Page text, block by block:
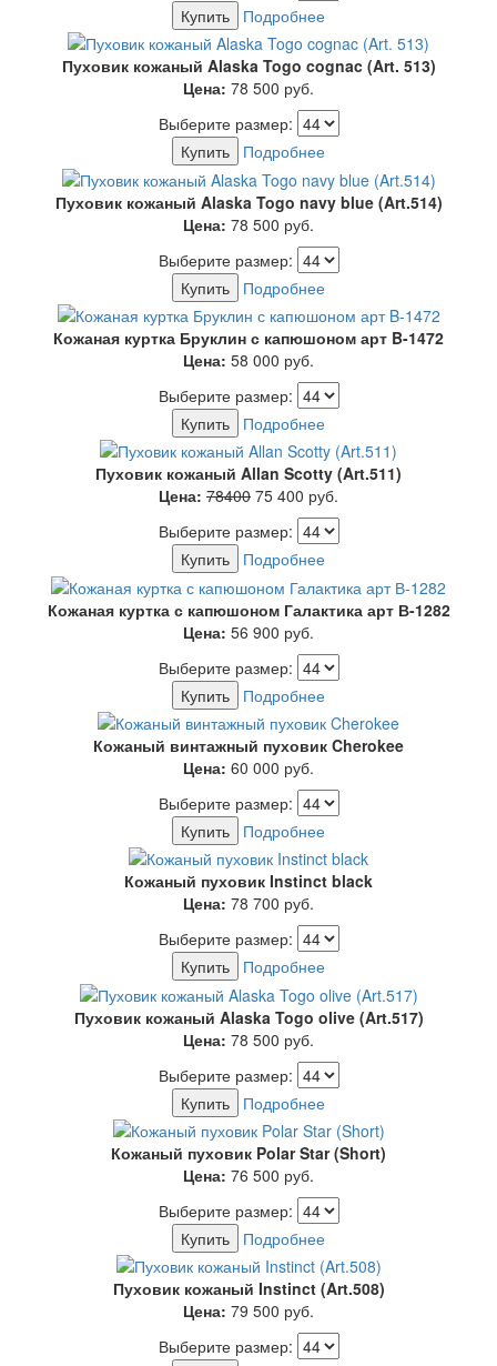
Купить
Подробнее
Пуховик кожаный Alaska Togo cognac (Art. 513)
Цена: 78 500 руб.
Выберите размер:
Купить
Подробнее
Пуховик кожаный Alaska Togo navy blue (Art.514)
Цена: 78 500 руб.
Выберите размер:
Купить
Подробнее
Кожаная куртка Бруклин с капюшоном арт B-1472
Цена: 58 000 руб.
Выберите размер:
Купить
Подробнее
Пуховик кожаный Allan Scotty (Art.511)
Цена: 78400 75 400 руб.
Выберите размер:
Купить
Подробнее
Кожаная куртка с капюшоном Галактика арт В-1282
Цена: 56 900 руб.
Выберите размер:
Купить
Подробнее
Кожаный винтажный пуховик Cherokee
Цена: 60 000 руб.
Выберите размер:
Купить
Подробнее
Кожаный пуховик Instinct black
Цена: 78 700 руб.
Выберите размер:
Купить
Подробнее
Пуховик кожаный Alaska Togo olive (Art.517)
Цена: 78 500 руб.
Выберите размер:
Купить
Подробнее
Кожаный пуховик Polar Star (Short)
Цена: 76 500 руб.
Выберите размер:
Купить
Подробнее
Пуховик кожаный Instinct (Art.508)
Цена: 79 500 руб.
Выберите размер: